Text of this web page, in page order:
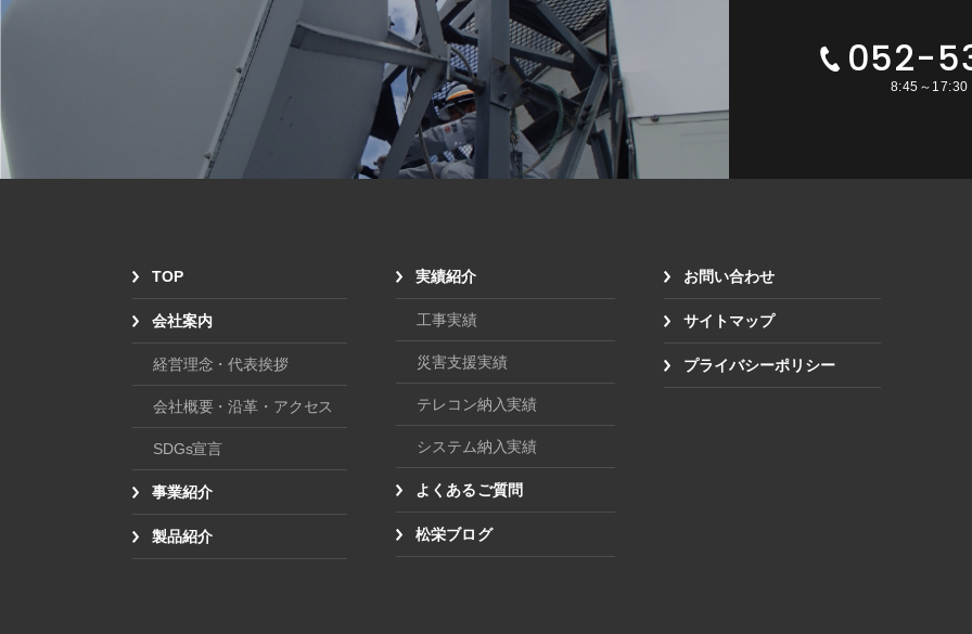
052-
8:45～17:30
TOP
会社案内
経営理念・代表挨拶
会社概要・沿革・アクセス
SDGs宣言
事業紹介
製品紹介
実績紹介
工事実績
災害支援実績
テレコン納入実績
システム納入実績
よくあるご質問
松栄ブログ
お問い合わせ
サイトマップ
プライバシーポリシー